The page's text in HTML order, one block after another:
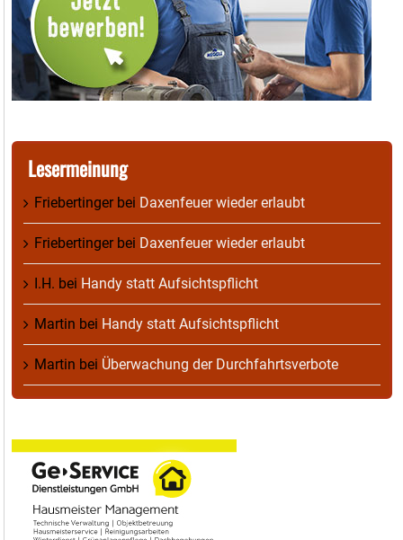
Lesermeinung
Friebertingerbei Daxenfeuer wieder erlaubt
Friebertingerbei Daxenfeuer wieder erlaubt
I.H. bei Handy statt Aufsichtspflicht
Martin bei Handy statt Aufsichtspflicht
Martin bei Überwachung der Durchfahrtsverbote